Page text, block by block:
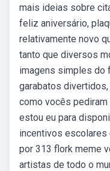
mais ideias sobre
feliz aniversário,
relativamente novo
tanto que diversos
imagens simples do
garabatos
como vocês pediram
estou eu para
incentivos escolares
por 313 flork meme
artistas de todo o